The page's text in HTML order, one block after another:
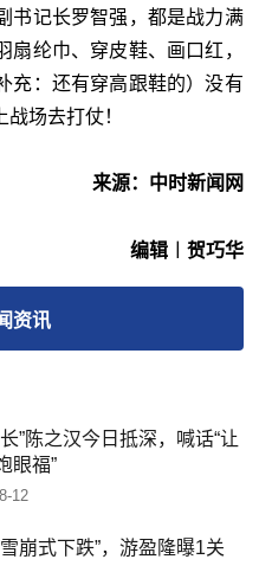
书记长罗智强，都是战力满
纶巾、穿皮鞋、画口红，
充：还有穿高跟鞋的）没有
场去打仗！
来源：中时新闻网
编辑︱贺巧华
资讯
”陈之汉今日抵深，喊话“让
眼福”
12
崩式下跌”，游盈隆曝1关